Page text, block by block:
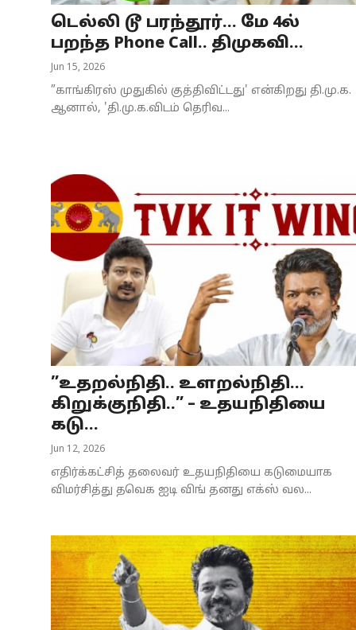
டெல்லி டூ பரந்தூர்... மே 4ல்
பறந்த Phone Call.. திமுகவி...
Jun 15, 2026
”காங்கிரஸ் முதுகில் குத்திவிட்டது' என்கிறது தி.மு.க.
ஆனால், 'தி.மு.க.விடம் தெரிவ...
”உதறல்நிதி.. உளறல்நிதி…
கிறுக்குநிதி..” – உதயநிதியை
கடு...
Jun 12, 2026
எதிர்க்கட்சித் தலைவர் உதயநிதியை கடுமையாக
விமர்சித்து தவெக ஐடி விங் தனது எக்ஸ் வல...